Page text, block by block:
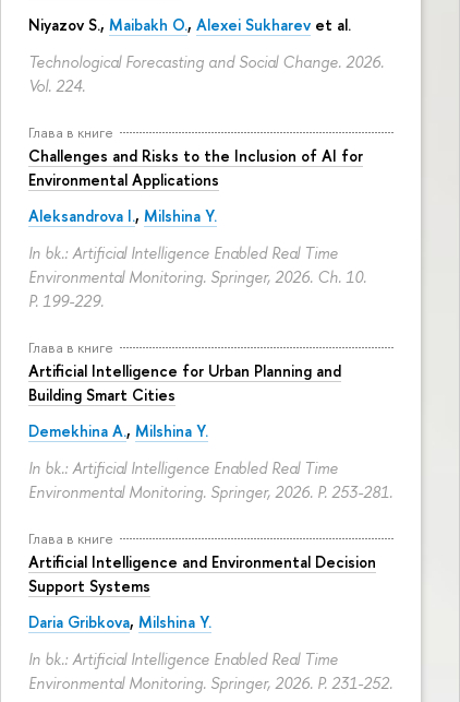
Niyazov S., Maibakh O., Alexei Sukharev et al.
Technological Forecasting and Social Change. 2026.
Vol. 224.
Глава в книге
Challenges and Risks to the Inclusion of AI for
Environmental Applications
Aleksandrova I., Milshina Y.
In bk.: Artificial Intelligence Enabled Real Time
Environmental Monitoring. Springer, 2026. Ch. 10.
P. 199-229.
Глава в книге
Artificial Intelligence for Urban Planning and
Building Smart Cities
Demekhina A., Milshina Y.
In bk.: Artificial Intelligence Enabled Real Time
Environmental Monitoring. Springer, 2026. P. 253-281.
Глава в книге
Artificial Intelligence and Environmental Decision
Support Systems
Daria Gribkova, Milshina Y.
In bk.: Artificial Intelligence Enabled Real Time
Environmental Monitoring. Springer, 2026. P. 231-252.